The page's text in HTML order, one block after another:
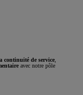
continuité de service
avec notre pôle